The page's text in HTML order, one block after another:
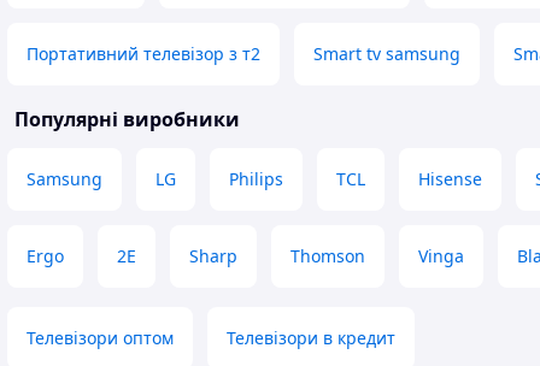
Портативний телевізор з т2 Smart tv samsung
Популярні виробники
Samsung LG Philips TCL Hisense
Ergo 2E Sharp Thomson Vinga
Телевізори оптом Телевізори в кредит